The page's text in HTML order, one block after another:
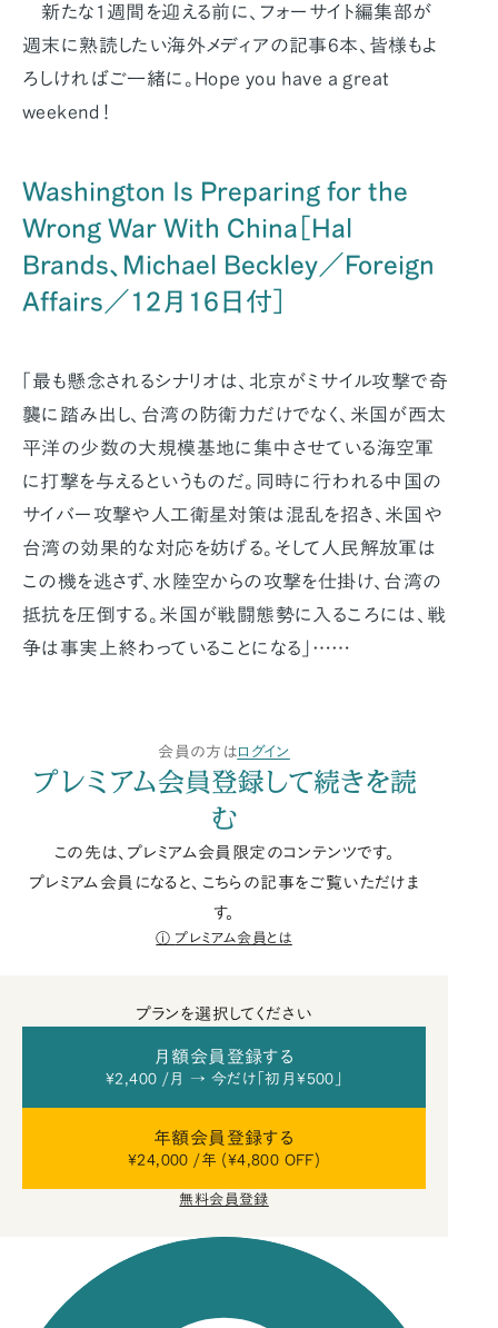
新たな1週間を迎える前に、フォーサイト編集部が
週末に熟読したい海外メディアの記事6本、皆様もよ
ろしければご一緒に。Hope you have a great
weekend！
Washington Is Preparing for the
Wrong War With China［Hal
Brands、Michael Beckley／Foreign
Affairs／12月16日付］
「最も懸念されるシナリオは、北京がミサイル攻撃で奇
襲に踏み出し、台湾の防衛力だけでなく、米国が西太
平洋の少数の大規模基地に集中させている海空軍
に打撃を与えるというものだ。同時に行われる中国の
サイバー攻撃や人工衛星対策は混乱を招き、米国や
台湾の効果的な対応を妨げる。そして人民解放軍は
この機を逃さず、水陸空からの攻撃を仕掛け、台湾の
抵抗を圧倒する。米国が戦闘態勢に入るころには、戦
争は事実上終わっていることになる」……
会員の方はログイン
プレミアム会員登録して続きを読
む
この先は、プレミアム会員限定のコンテンツです。
プレミアム会員になると、こちらの記事をご覧いただけま
す。
プレミアム会員とは
プランを選択してください
月額会員登録する
¥2,400 /月 → 今だけ「初月¥500」
年額会員登録する
¥24,000 /年 (¥4,800 OFF)
無料会員登録